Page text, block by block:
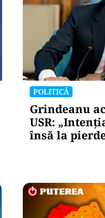
POLITICĂ
Grindeanu
USR:
însă la